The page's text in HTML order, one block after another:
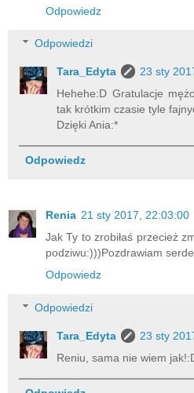
Odpowiedz
Odpowiedzi
Tara_Edyta
23 sty
Hehehe:D Gratulacje
tak krótkim czasie tyle
Dzięki Ania:*
Odpowiedz
Renia 21 sty 2017, 22:03:00
Jak Ty to zrobiłaś przecież
podziwu:)))Pozdrawiam
Odpowiedz
Odpowiedzi
Tara_Edyta
23 sty
Reniu, sama nie wiem